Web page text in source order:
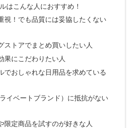
はこんな人におすすめ！
視！でも品質には妥協したくない
ストアでまとめ買いしたい人
果にこだわりたい人
でおしゃれな日用品を求めている
イベートブランド）に抵抗がない
限定商品を試すのが好きな人